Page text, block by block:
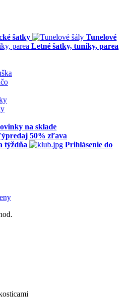
šatky
Tunelové
Letné šatky, tuniky, parea
na sklade
50% zľava
týždňa
Prihlásenie do